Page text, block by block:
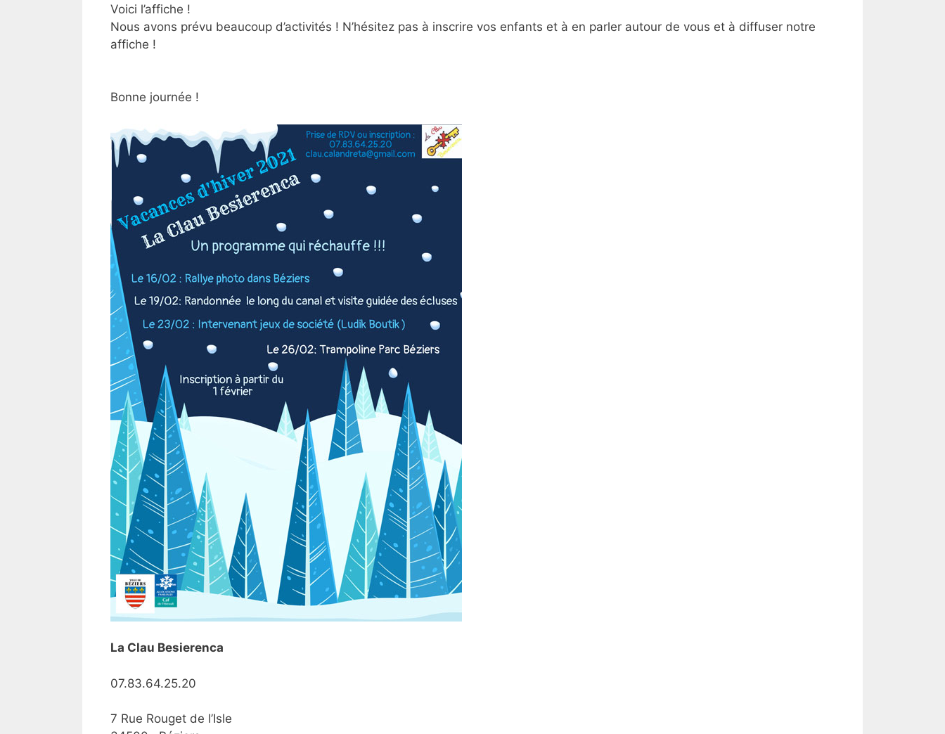
Voici l’affiche !
Nous avons prévu beaucoup d’activités ! N’hésitez pas à inscrire vos enfants et à en parler autour de vous et à diffuser notre
affiche !
Bonne journée !
La Clau Besierenca
07.83.64.25.20
7 Rue Rouget de l’Isle